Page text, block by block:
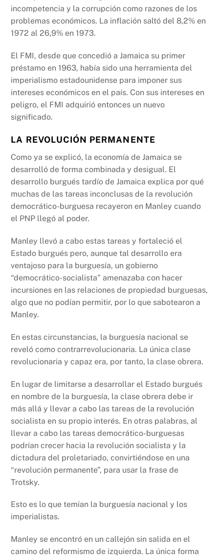
incompetencia y la corrupción como razones de los
problemas económicos. La inflación saltó del 8,2% en
1972 al 26,9% en 1973.
El FMI, desde que concedió a Jamaica su primer
préstamo en 1963, había sido una herramienta del
imperialismo estadounidense para imponer sus
intereses económicos en el país. Con sus intereses en
peligro, el FMI adquirió entonces un nuevo
significado.
LA REVOLUCIÓN PERMANENTE
Como ya se explicó, la economía de Jamaica se
desarrolló de forma combinada y desigual. El
desarrollo burgués tardío de Jamaica explica por qué
muchas de las tareas inconclusas de la revolución
democrático-burguesa recayeron en Manley cuando
el PNP llegó al poder.
Manley llevó a cabo estas tareas y fortaleció el
Estado burgués pero, aunque tal desarrollo era
ventajoso para la burguesía, un gobierno
“democrático-socialista” amenazaba con hacer
incursiones en las relaciones de propiedad burguesas,
algo que no podían permitir, por lo que sabotearon a
Manley.
En estas circunstancias, la burguesía nacional se
reveló como contrarrevolucionaria. La única clase
revolucionaria y capaz era, por tanto, la clase obrera.
En lugar de limitarse a desarrollar el Estado burgués
en nombre de la burguesía, la clase obrera debe ir
más allá y llevar a cabo las tareas de la revolución
socialista en su propio interés. En otras palabras, al
llevar a cabo las tareas democrático-burguesas
podrían crecer hacia la revolución socialista y la
dictadura del proletariado, convirtiéndose en una
“revolución permanente”, para usar la frase de
Trotsky.
Esto es lo que temían la burguesía nacional y los
imperialistas.
Manley se encontró en un callejón sin salida en el
camino del reformismo de izquierda. La única forma